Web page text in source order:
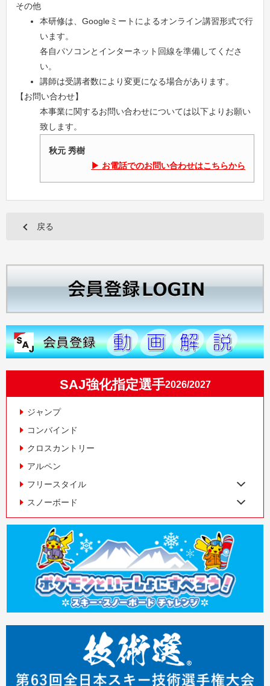
その他
本研修は、Googleミートによるオンライン講習形式で行
います。
各自パソコンとインターネット回線を準備してくださ
い。
講師は受講者数により変更になる場合があります。
【お問い合わせ】
本事業に関するお問い合わせについては以下よりお願い
致します。
秋元 秀樹
お電話でのお問い合わせはこちらから
戻る
SAJ強化指定選手2026/2027
ジャンプ
コンバインド
クロスカントリー
アルペン
フリースタイル
スノーボード